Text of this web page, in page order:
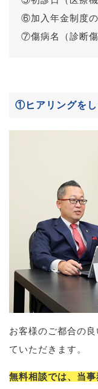
⑥加入年金制度
⑦傷病名（診断傷
①ヒアリングをし
お客様のご都合の
ていただきます。
無料相談では、当